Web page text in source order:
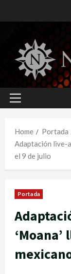
to
Primary
Home
Portada
Adaptación live-
el 9 de julio
Portada